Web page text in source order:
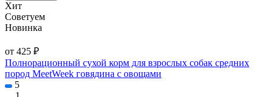
Хит
Советуем
Новинка
от 425 ₽
Полнорационный сухой корм для взрослых собак средних
пород MeetWeek говядина с овощами
5